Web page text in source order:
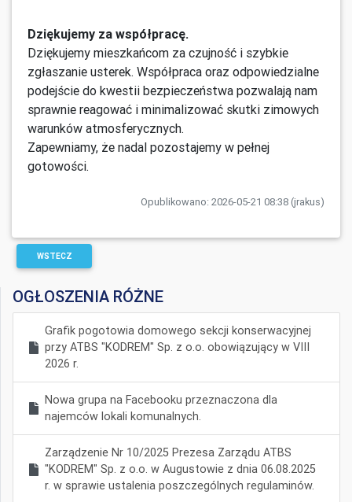
Dziękujemy za współpracę.
Dziękujemy mieszkańcom za czujność i szybkie
zgłaszanie usterek. Współpraca oraz odpowiedzialne
podejście do kwestii bezpieczeństwa pozwalają nam
sprawnie reagować i minimalizować skutki zimowych
warunków atmosferycznych.
Zapewniamy, że nadal pozostajemy w pełnej
gotowości.
Opublikowano: 2026-05-21 08:38 (jrakus)
WSTECZ
OGŁOSZENIA RÓŻNE
Grafik pogotowia domowego sekcji konserwacyjnej
przy ATBS "KODREM" Sp. z o.o. obowiązujący w VIII
2026 r.
Nowa grupa na Facebooku przeznaczona dla
najemców lokali komunalnych.
Zarządzenie Nr 10/2025 Prezesa Zarządu ATBS
"KODREM" Sp. z o.o. w Augustowie z dnia 06.08.2025
r. w sprawie ustalenia poszczególnych regulaminów.